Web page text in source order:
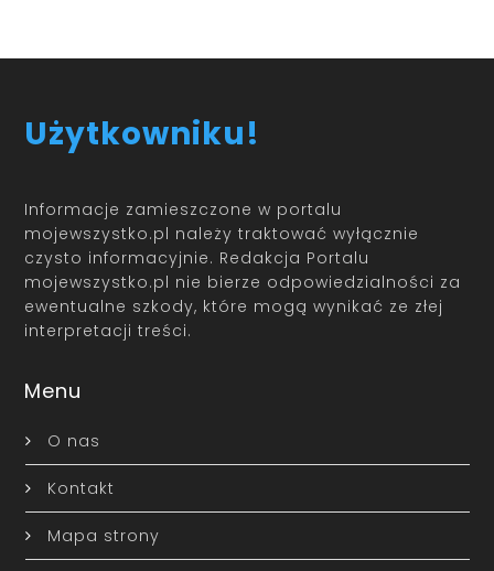
Użytkowniku!
Informacje zamieszczone w portalu
mojewszystko.pl należy traktować wyłącznie
czysto informacyjnie. Redakcja Portalu
mojewszystko.pl nie bierze odpowiedzialności za
ewentualne szkody, które mogą wynikać ze złej
interpretacji treści.
Menu
O nas
Kontakt
Mapa strony